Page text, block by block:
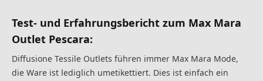
Test- und Erfahrungsbericht zum Max Mara
Outlet Pescara:
Diffusione Tessile Outlets führen immer Max Mara Mode,
die Ware ist lediglich umetikettiert. Dies ist einfach ein